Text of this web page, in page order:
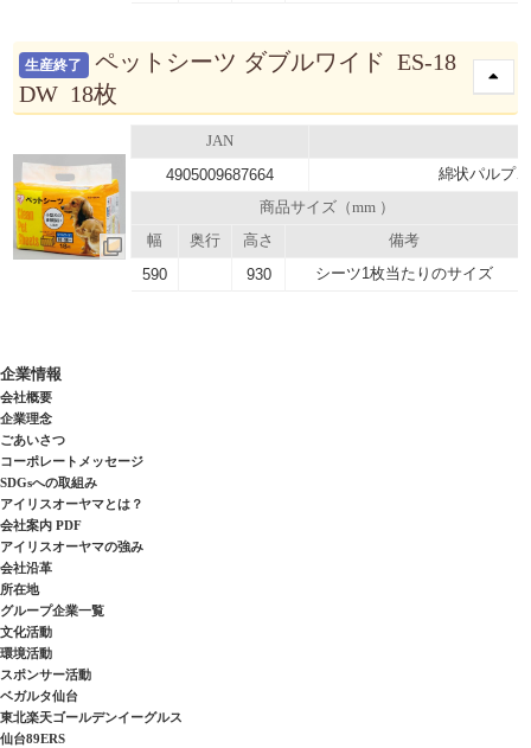
生産終了
ペットシーツ ダブルワイド ES-18
DW 18枚
JAN
4905009687664 綿状パルプ
商品サイズ（mm ）
幅
奥行 高さ 備考
590 930 シーツ1枚当たりのサイズ
企業情報
会社概要
企業理念
ごあいさつ
コーポレートメッセージ
SDGsへの取組み
アイリスオーヤマとは？
会社案内 PDF
アイリスオーヤマの強み
会社沿革
所在地
グループ企業一覧
文化活動
環境活動
スポンサー活動
ベガルタ仙台
東北楽天ゴールデンイーグルス
仙台89ERS